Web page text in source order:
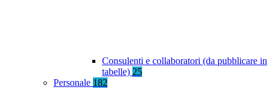
Consulenti e collaboratori (da pubblicare in
tabelle) 25
Personale 182